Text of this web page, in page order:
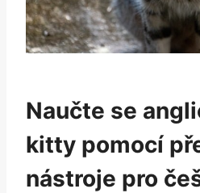
Naučte se
kitty pomocí
⁤nástroje pro